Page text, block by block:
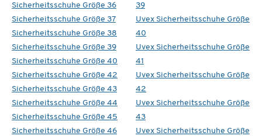
Sicherheitsschuhe Größe 36
Sicherheitsschuhe Größe 37
Sicherheitsschuhe Größe 38
Sicherheitsschuhe Größe 39
Sicherheitsschuhe Größe 40
Sicherheitsschuhe Größe 42
Sicherheitsschuhe Größe 43
Sicherheitsschuhe Größe 44
Sicherheitsschuhe Größe 45
Sicherheitsschuhe Größe 46
39
Uvex Sicherheitsschuhe Größe
40
Uvex Sicherheitsschuhe Größe
41
Uvex Sicherheitsschuhe Größe
42
Uvex Sicherheitsschuhe Größe
43
Uvex Sicherheitsschuhe Größe